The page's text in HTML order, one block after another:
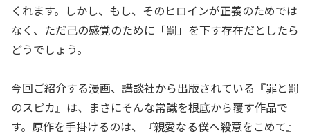
くれます。しかし、もし、そのヒロインが正義のためでは
なく、ただ己の感覚のために「罰」を下す存在だとしたら
どうでしょう。
今回ご紹介する漫画、講談社から出版されている『罪と罰
のスピカ』は、まさにそんな常識を根底から覆す作品で
す。原作を手掛けるのは、『親愛なる僕へ殺意をこめて』